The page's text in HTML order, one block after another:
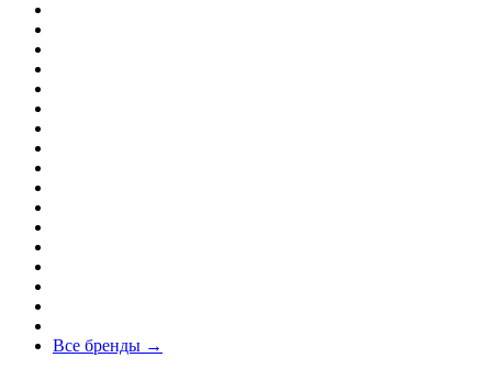
Все бренды →